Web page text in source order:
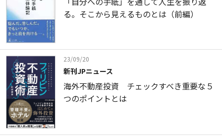
る。そこから見えるものとは（前編）
23/09/20
新刊JPニュース
海外不動産投資 チェックすべき重要な５
つのポイントとは